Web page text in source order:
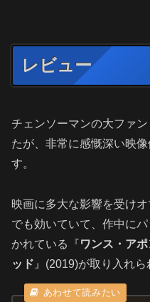
レビュー
チェンソーマンの大ファ
たが、非常に感慨深い映
す。
映画に多大な影響を受け
でも効いていて、作中に
かれている『ワンス・ア
ッド 』(2019)が取り入れら